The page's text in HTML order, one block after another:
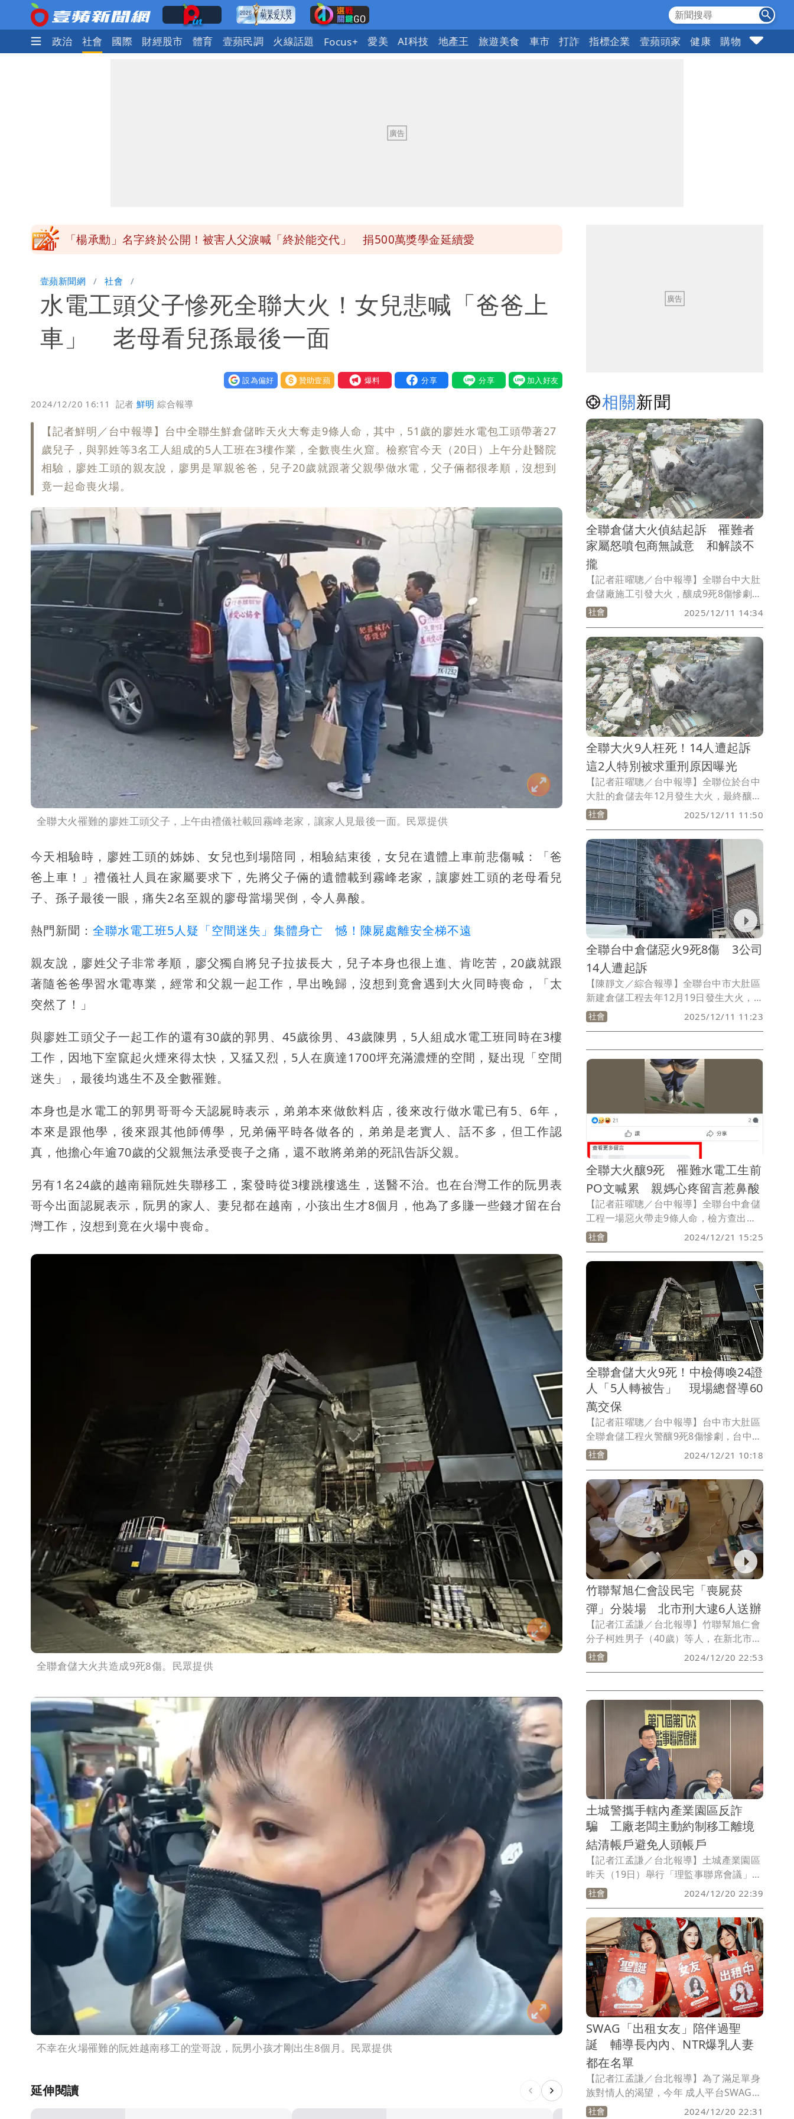
生活 政治 社會 國際 財經股市 體育 壹蘋民調 火線話題 Focus+ 愛美 AI科技 地產王 旅遊美食 車市 打詐 指標企業 壹蘋頭家 健康 購物 女神
「楊承勳」名字終於公開！被害人父淚喊「終於能交代」 捐500萬獎學金延續愛
內馬爾開到「寶可夢神包」後徹底入坑 砸重金再買一整桌卡盒
壹蘋新聞網 社會
水電工頭父子慘死全聯大火！女兒悲喊「爸爸上
車」 老母看兒孫最後一面
設為偏好 贊助壹蘋 我要爆料
2024/12/20 16:11 記者鮮明 綜合報導
【記者鮮明／台中報導】台中全聯生鮮倉儲昨天火大奪走9條人命，其中，51歲的廖姓水電包工頭帶著27
歲兒子，與郭姓等3名工人組成的5人工班在3樓作業，全數喪生火窟。檢察官今天（20日）上午分赴醫院
相驗，廖姓工頭的親友說，廖男是單親爸爸，兒子20歲就跟著父親學做水電，父子倆都很孝順，沒想到
竟一起命喪火場。
全聯大火罹難的廖姓工頭父子，上午由禮儀社載回霧峰老家，讓家人見最後一面。民眾提供
今天相驗時，廖姓工頭的姊姊、女兒也到場陪同，相驗結束後，女兒在遺體上車前悲傷喊：「爸
爸上車！」禮儀社人員在家屬要求下，先將父子倆的遺體載到霧峰老家，讓廖姓工頭的老母看兒
子、孫子最後一眼，痛失2名至親的廖母當場哭倒，令人鼻酸。
熱門新聞： 全聯水電工班5人疑「空間迷失」集體身亡 憾！陳屍處離安全梯不遠
親友說，廖姓父子非常孝順，廖父獨自將兒子拉拔長大，兒子本身也很上進、肯吃苦，20歲就跟
著隨爸爸學習水電專業，經常和父親一起工作，早出晚歸，沒想到竟會遇到大火同時喪命，「太
突然了！」
與廖姓工頭父子一起工作的還有30歲的郭男、45歲徐男、43歲陳男，5人組成水電工班同時在3樓
工作，因地下室竄起火煙來得太快，又猛又烈，5人在廣達1700坪充滿濃煙的空間，疑出現「空間
迷失」，最後均逃生不及全數罹難。
本身也是水電工的郭男哥哥今天認屍時表示，弟弟本來做飲料店，後來改行做水電已有5、6年，
本來是跟他學，後來跟其他師傅學，兄弟倆平時各做各的，弟弟是老實人、話不多，但工作認
真，他擔心年逾70歲的父親無法承受喪子之痛，還不敢將弟弟的死訊告訴父親。
另有1名24歲的越南籍阮姓失聯移工，案發時從3樓跳樓逃生，送醫不治。也在台灣工作的阮男表
哥今出面認屍表示，阮男的家人、妻兒都在越南，小孩出生才8個月，他為了多賺一些錢才留在台
灣工作，沒想到竟在火場中喪命。
全聯倉儲大火共造成9死8傷。民眾提供
不幸在火場罹難的阮姓越南移工的堂哥說，阮男小孩才剛出生8個月。民眾提供
延伸閱讀
相關新聞
全聯倉儲大火偵結起訴 罹難者
家屬怒噴包商無誠意 和解談不
攏
【記者莊曜聰／台中報導】全聯台中大肚
倉儲廠施工引發大火，釀成9死8傷慘劇，
台中地檢今天偵結起訴全聯等3公司法
人、相關人士14人等，其中水電工班廖姓
父子等5人全喪命，家屬質疑包商草菅人
命，在協商時提出理賠金對折、扣除保險
金等，根本毫無誠意，批「大公司太欺負
人」，過程像是多次在傷口上撒鹽，因此
堅決不與新菱公司和解。
社會 2025/12/11 14:34
全聯大火9人枉死！14人遭起訴
這2人特別被求重刑原因曝光
【記者莊曜聰／台中報導】全聯位於台中
大肚的倉儲去年12月發生大火，最終釀成
9死8傷慘劇，台中地檢經過近1年時間偵
查終結，今天依過失致死罪起訴全聯公司
等17人，全聯下包廠商新菱公司被檢方查
出，事發當天因為趕工，監工陳男沒申請
許可，就下令工人切割樓地板，現場負責
人藍男竟允許在危險環境下違規工作，2
人都遭檢方求處重刑。
社會 2025/12/11 11:50
全聯台中倉儲惡火9死8傷 3公司
14人遭起訴
【陳靜文／綜合報導】全聯台中市大肚區
新建倉儲工程去年12月19日發生大火，造
成9人死亡、8人受傷的慘劇。時隔一年，
台中地檢署今天(12月11日)起訴全聯公
主管等14人也被依過失致死、職安法等起
社會 2025/12/11 11:23
全聯大火釀9死 罹難水電工生前
PO文喊累 親媽心疼留言惹鼻酸
【記者莊曜聰／台中報導】全聯台中倉儲
工程一場惡火帶走9條人命，檢方查出因
承包商施工時未做好防火防護，也未盡督
導責任，電焊的火星引燃穩熱板（PS板）
釀成大火，其中廖姓父子5人工班小組全
喪命，45歲徐男是工班成員之一，之前曾
在臉書PO文分享工作內容，他說自己才
做3天就蹲到腰酸背痛、「跪到膝蓋快爆
了！」因為「護膝太貴」還用海綿自製，
看來讓人格外辛酸。
社會 2024/12/21 15:25
全聯倉儲大火9死！中檢傳喚24證
人「5人轉被告」 現場總督導60
萬交保
【記者莊曜聰／台中報導】台中市大肚區
全聯倉儲工程火警釀9死8傷慘劇，台中地
檢署20日傳喚互益營造、冷氣設備商、下
游包商、工人等24名證人到案，經漏夜訊
問，初步認定承包商使用乙炔切割時未做
好防護，監督人員未盡責，其中5人改列
被告，新菱公司在場總負責人藍姓副總
等，依過失致死罪嫌以60萬到5萬元不等
交保候傳。
社會 2024/12/21 10:18
竹聯幫旭仁會設民宅「喪屍菸
彈」分裝場 北市刑大逮6人送辦
【記者江孟謙／台北報導】竹聯幫旭仁會
分子柯姓男子（40歲）等人，在新北市汐
止區一帶利用通訊軟體及社群軟體販賣毒
品依託咪酯（喪屍菸彈），北市刑大接獲
中查獲大量依托咪酯原油等原料及分裝
瓶，破獲該處毒品分裝場，全案依法偵
辦。
社會 2024/12/20 22:53
土城警攜手轄內產業園區反詐
騙 工廠老闆主動約制移工離境
結清帳戶避免人頭帳戶
【記者江孟謙／台北報導】土城產業園區
昨天（19日）舉行「理監事聯席會議」，
特別邀請土城分局至現場與各位理監事們
宣導防詐及交通安全，希冀各理監事可以
藉由自身影響力，帶給身邊的朋友、旗下
公司員工等人更強而有力的反詐意識，以
維護民眾的財產安全。
社會 2024/12/20 22:39
SWAG「出租女友」陪伴過聖
誕 輔導長內內、NTR爆乳人妻
都在名單
【記者江孟謙／台北報導】為了滿足單身
族對情人的渴望，今年 成人平台SWAG
特別推出聖誕限定「出租女友」服務。為
社會 2024/12/20 22:31